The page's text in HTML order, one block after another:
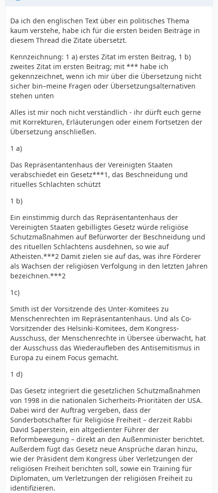
Da ich den englischen Text über ein politisches Thema
kaum verstehe, habe ich für die ersten beiden Beiträge in
diesem Thread die Zitate übersetzt.
Kennzeichnung: 1 a) erstes Zitat im ersten Beitrag, 1 b)
zweites Zitat im ersten Beitrag; mit *** habe ich
gekennzeichnet, wenn ich mir über die Übersetzung nicht
sicher bin–meine Fragen oder Übersetzungsalternativen
stehen unten
Alles ist mir noch nicht verständlich - ihr dürft euch gerne
mit Korrekturen, Erläuterungen oder einem Fortsetzen der
Übersetzung anschließen.
1 a)
Das Repräsentantenhaus der Vereinigten Staaten
verabschiedet ein Gesetz***1, das Beschneidung und
rituelles Schlachten schützt
1 b)
Ein einstimmig durch das Repräsentantenhaus der
Vereinigten Staaten gebilligtes Gesetz würde religiöse
Schutzmaßnahmen auf Befürworter der Beschneidung und
des rituellen Schlachtens ausdehnen, so wie auf
Atheisten.***2 Damit zielen sie auf das, was ihre Förderer
als Wachsen der religiösen Verfolgung in den letzten Jahren
bezeichnen.***2
1c)
Smith ist der Vorsitzende des Unter-Komitees zu
Menschenrechten im Repräsentantenhaus. Und als Co-
Vorsitzender des Helsinki-Komitees, dem Kongress-
Ausschuss, der Menschenrechte in Übersee überwacht, hat
der Ausschuss das Wiederaufleben des Antisemitismus in
Europa zu einem Focus gemacht.
1 d)
Das Gesetz integriert die gesetzlichen Schutzmaßnahmen
von 1998 in die nationalen Sicherheits-Prioritäten der USA.
Dabei wird der Auftrag vergeben, dass der
Sonderbotschafter für Religiöse Freiheit – derzeit Rabbi
David Saperstein, ein altgedienter Führer der
Reformbewegung – direkt an den Außenminister berichtet.
Außerdem fügt das Gesetz neue Ansprüche daran hinzu,
wie der Präsident dem Kongress über Verletzungen der
religiösen Freiheit berichten soll, sowie ein Training für
Diplomaten, um Verletzungen der religiösen Freiheit zu
identifizieren.